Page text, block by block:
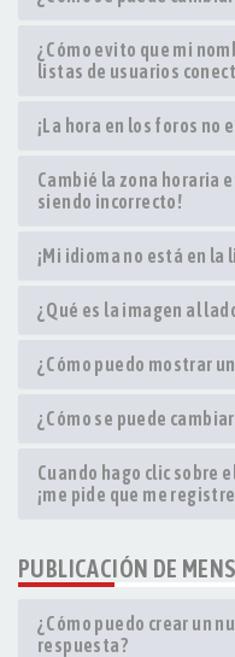
¿Cómo evito que mi
listas de usuarios
¡La hora en los foros no
Cambié la zona horaria
siendo incorrecto!
¡Mi idioma no está en la
¿Qué es la imagen al
¿Cómo puedo mostrar
¿Cómo se puede
Cuando hago clic sobre
¡me pide que me
PUBLICACIÓN DE
¿Cómo puedo crear un
respuesta?